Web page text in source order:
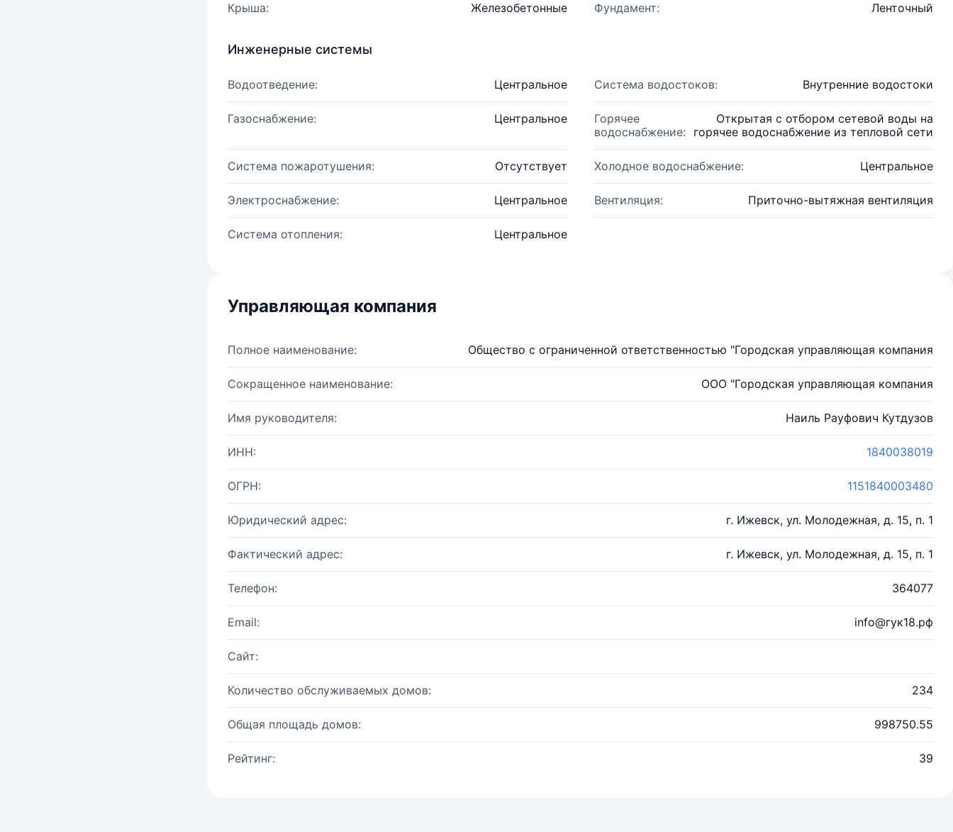
Крыша: Железобетонные Фундамент: Ленточный
Инженерные системы
Водоотведение: Центральное Система водостоков: Внутренние водостоки
Газоснабжение: Центральное
Горячее
водоснабжение:
Открытая с отбором сетевой воды на
горячее водоснабжение из тепловой сети
Система пожаротушения: Отсутствует Холодное водоснабжение: Центральное
Электроснабжение: Центральное Вентиляция: Приточно-вытяжная вентиляция
Система отопления: Центральное
Управляющая компания
Полное наименование: Общество с ограниченной ответственностью "Городская управляющая компания
Сокращенное наименование: ООО "Городская управляющая компания
Имя руководителя: Наиль Рауфович Кутдузов
ИНН: 1840038019
ОГРН: 1151840003480
Юридический адрес: г. Ижевск, ул. Молодежная, д. 15, п. 1
Фактический адрес: г. Ижевск, ул. Молодежная, д. 15, п. 1
Телефон: 364077
Email: info@гук18.рф
Сайт:
Количество обслуживаемых домов: 234
Общая площадь домов: 998750.55
Рейтинг: 39